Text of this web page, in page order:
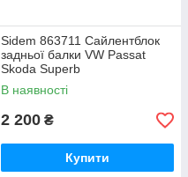
Sidem 863711 Сайлентблок
задньої балки VW Passat
Skoda Superb
В наявності
2 200 ₴
Купити